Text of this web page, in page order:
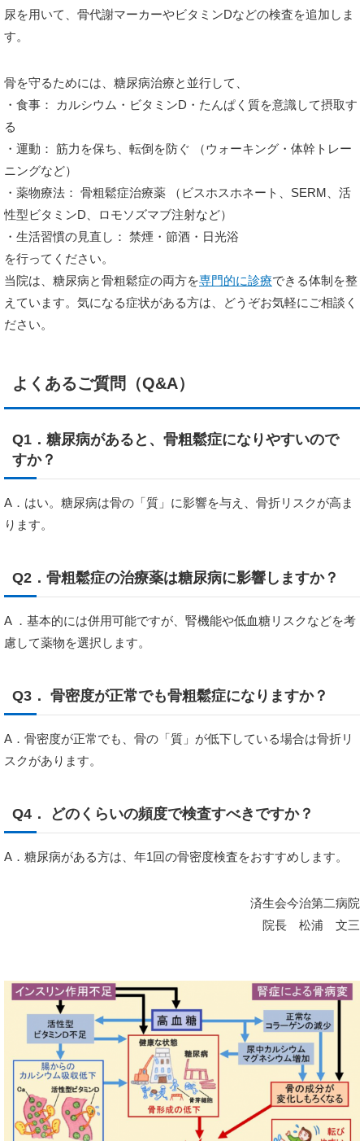
尿を用いて、骨代謝マーカーやビタミンDなどの検査を追加しま
す。
骨を守るためには、糖尿病治療と並行して、
・食事： カルシウム・ビタミンD・たんぱく質を意識して摂取す
る
・運動： 筋力を保ち、転倒を防ぐ （ウォーキング・体幹トレー
ニングなど）
・薬物療法： 骨粗鬆症治療薬 （ビスホスホネート、SERM、活
性型ビタミンD、ロモソズマブ注射など）
・生活習慣の見直し： 禁煙・節酒・日光浴
を行ってください。
当院は、糖尿病と骨粗鬆症の両方を専門的に診療できる体制を整
えています。気になる症状がある方は、どうぞお気軽にご相談く
ださい。
よくあるご質問（Q&A）
Q1．糖尿病があると、骨粗鬆症になりやすいので
すか？
A．はい。糖尿病は骨の「質」に影響を与え、骨折リスクが高ま
ります。
Q2．骨粗鬆症の治療薬は糖尿病に影響しますか？
A ．基本的には併用可能ですが、腎機能や低血糖リスクなどを考
慮して薬物を選択します。
Q3． 骨密度が正常でも骨粗鬆症になりますか？
A．骨密度が正常でも、骨の「質」が低下している場合は骨折リ
スクがあります。
Q4． どのくらいの頻度で検査すべきですか？
A．糖尿病がある方は、年1回の骨密度検査をおすすめします。
済生会今治第二病院
院長 松浦 文三